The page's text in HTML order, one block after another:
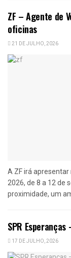
ZF – Agente de
oficinas
21 DE JULHO, 2026
A ZF irá
2026, de 8 a 12 de
proximidade, um
SPR
17 DE JULHO, 2026